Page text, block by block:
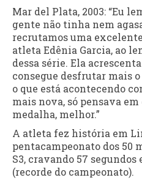
Mar del Plata, 2003: “Eu
gente não tinha nem
recrutamos uma
atleta Edênia Garcia, ao
dessa série. Ela
consegue desfrutar mais
o que está acontecendo
mais nova, só pensava
medalha, melhor.”
A atleta fez história em
pentacampeonato dos 50
S3, cravando 57
(recorde do campeonato).